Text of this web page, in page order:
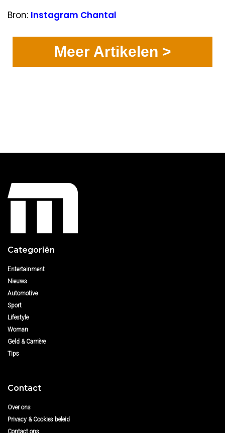
Bron: Instagram Chantal
Meer Artikelen >
Categoriën
Entertainment
Nieuws
Automotive
Sport
Lifestyle
Woman
Geld & Carrière
Tips
Contact
Over ons
Privacy & Cookies beleid